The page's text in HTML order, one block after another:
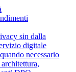
sin dalla
digitale
necessario